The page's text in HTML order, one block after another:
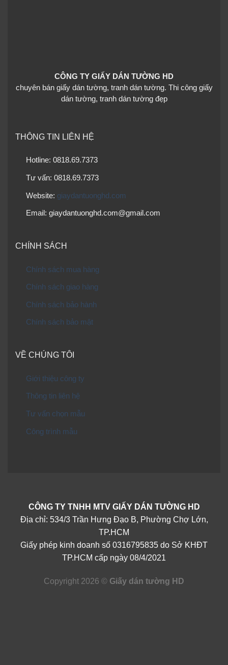
CÔNG TY GIẤY DÁN TƯỜNG HD
chuyên bán giấy dán tường, tranh dán tường. Thi công giấy
dán tường, tranh dán tường đẹp
THÔNG TIN LIÊN HỆ
Hotline: 0818.69.7373
Tư vấn: 0818.69.7373
Website: giaydantuonghd.com
Email: giaydantuonghd.com@gmail.com
CHÍNH SÁCH
Chính sách mua hàng
Chính sách giao hàng
Chính sách bảo hành
Chính sách bảo mật
VỀ CHÚNG TÔI
Giới thiệu công ty
Thông tin liên hệ
Tư vấn chọn mẫu
Công trình mẫu
CÔNG TY TNHH MTV GIẤY DÁN TƯỜNG HD
Địa chỉ: 534/3 Trần Hưng Đạo B, Phường Chợ Lớn,
TP.HCM
Giấy phép kinh doanh số 0316795835 do Sở KHĐT
TP.HCM cấp ngày 08/4/2021
Copyright 2026 © Giấy dán tường HD